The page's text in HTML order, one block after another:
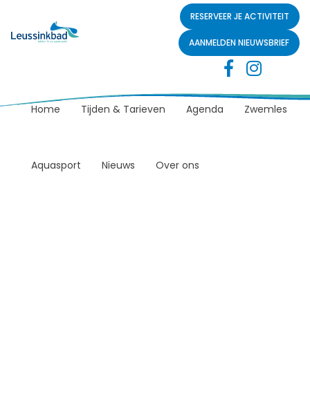
RESERVEER JE ACTIVITEIT
AANMELDEN NIEUWSBRIEF
Home Tijden & Tarieven Agenda Zwemles
Aquasport Nieuws Over ons